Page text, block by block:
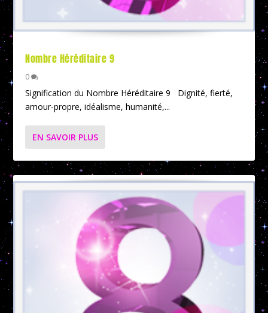
Nombre Héréditaire 9
0
Signification du Nombre Héréditaire 9 Dignité, fierté,
amour-propre, idéalisme, humanité,...
EN SAVOIR PLUS